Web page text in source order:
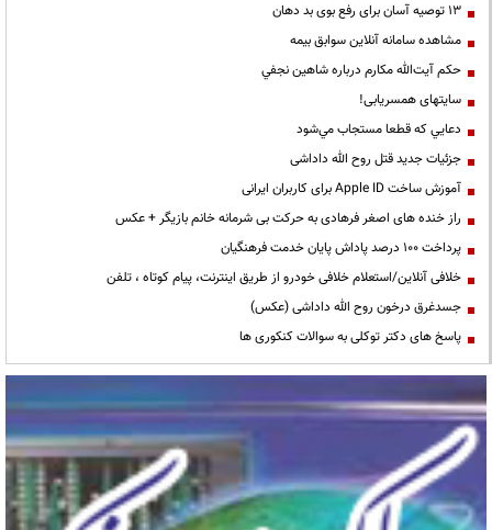
13 توصیه آسان برای رفع بوی بد دهان
مشاهده سامانه آنلاين سوابق بیمه
حكم آيت‌الله مكارم درباره شاهين نجفي
سایتهای همسریابی!
دعايي كه قطعا مستجاب مي‌شود
جزئیات جدید قتل روح الله داداشی
آموزش ساخت Apple ID برای کاربران ایرانی
راز خنده های اصغر فرهادی به حرکت بی شرمانه خانم بازیگر + عکس
پرداخت ۱۰۰ درصد پاداش پایان خدمت فرهنگیان
خلافی آنلاین/استعلام خلافی خودرو از طریق اینترنت، پیام کوتاه ، تلفن
جسدغرق درخون روح الله داداشی (عکس)
پاسخ های دکتر توکلی به سوالات کنکوری ها